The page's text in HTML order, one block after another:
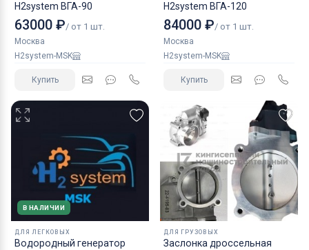
H2system ВГА-90
63000 ₽/ от 1 шт.
Москва
H2system-MSK
Купить
H2system ВГА-120
84000 ₽/ от 1 шт.
Москва
H2system-MSK
Купить
В НАЛИЧИИ
ДЛЯ ЛЕГКОВЫХ
Водородный генератор
ДЛЯ ГРУЗОВЫХ
Заслонка дроссельная